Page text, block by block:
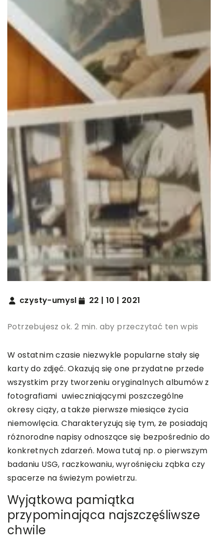
czysty-umysl 22 | 10 | 2021
Potrzebujesz ok. 2 min. aby przeczytać ten wpis
W ostatnim czasie niezwykle popularne stały się
karty do zdjęć. Okazują się one przydatne przede
wszystkim przy tworzeniu oryginalnych albumów z
fotografiami uwieczniającymi poszczególne
okresy ciąży, a także pierwsze miesiące życia
niemowlęcia. Charakteryzują się tym, że posiadają
różnorodne napisy odnoszące się bezpośrednio do
konkretnych zdarzeń. Mowa tutaj np. o pierwszym
badaniu USG, raczkowaniu, wyrośnięciu ząbka czy
spacerze na świeżym powietrzu.
Wyjątkowa pamiątka
przypominająca najszczęśliwsze
chwile